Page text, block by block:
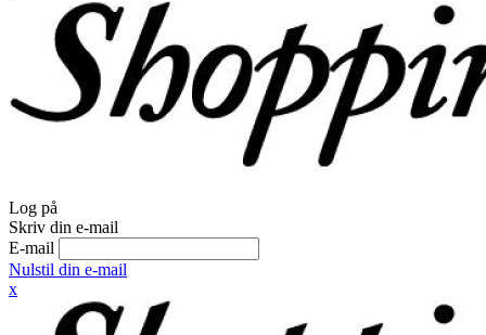
Log på
Skriv din e-mail
E-mail
Nulstil din e-mail
x